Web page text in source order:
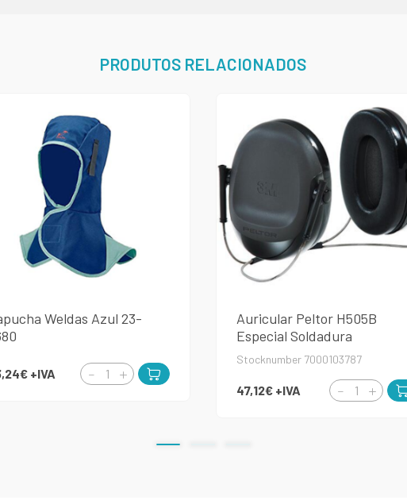
PRODUTOS RELACIONADOS
Weldas Azul 23-
+IVA
Auricular Peltor H505B
Especial Soldadura
Stocknumber 7000103787
47,12€ +IVA